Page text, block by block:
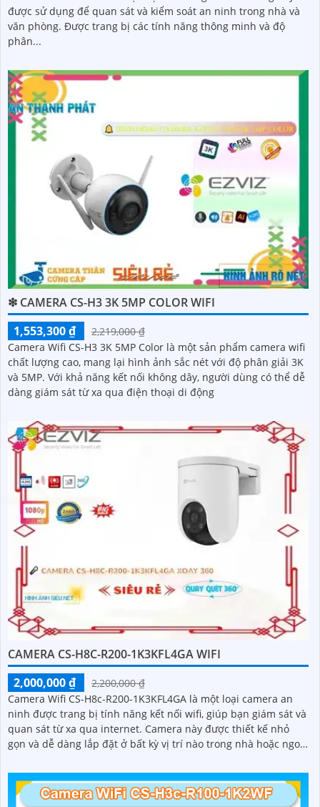
được sử dụng để quan sát và kiểm soát an ninh trong nhà và
văn phòng. Được trang bị các tính năng thông minh và độ
phân...
❇ CAMERA CS-H3 3K 5MP COLOR WIFI
1,553,300 ₫
2,219,000 ₫
Camera Wifi CS-H3 3K 5MP Color là một sản phẩm camera wifi
chất lượng cao, mang lại hình ảnh sắc nét với độ phân giải 3K
và 5MP. Với khả năng kết nối không dây, người dùng có thể dễ
dàng giám sát từ xa qua điện thoại di động
CAMERA CS-H8C-R200-1K3KFL4GA WIFI
2,000,000 ₫
2,200,000 ₫
Camera Wifi CS-H8c-R200-1K3KFL4GA là một loại camera an
ninh được trang bị tính năng kết nối wifi, giúp bạn giám sát và
quan sát từ xa qua internet. Camera này được thiết kế nhỏ
gọn và dễ dàng lắp đặt ở bất kỳ vị trí nào trong nhà hoặc ngoài